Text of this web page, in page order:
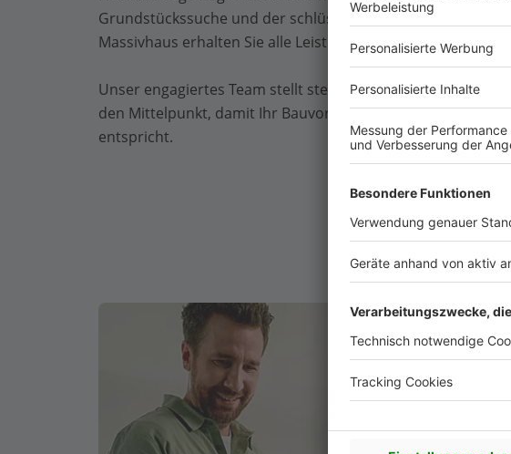
Grundstückssuche und der schlüsselfertigen Übergabe – bei
Massivhaus erhalten Sie alle Leistungen aus einer Hand.
Unser engagiertes Team stellt stets Ihre Wünsche und
den Mittelpunkt, damit Ihr Bauvorhaben genau Ihren
entspricht.